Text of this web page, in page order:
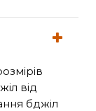
від
бджіл